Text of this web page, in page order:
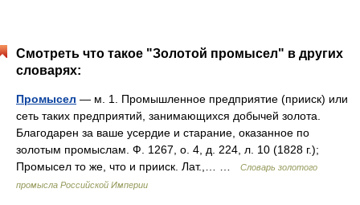
Смотреть что такое "Золотой промысел" в других
словарях:
Промысел — м. 1. Промышленное предприятие (прииск) или
сеть таких предприятий, занимающихся добычей золота.
Благодарен за ваше усердие и старание, оказанное по
золотым промыслам. Ф. 1267, о. 4, д. 224, л. 10 (1828 г.);
Промысел то же, что и прииск. Лат.,… …
Словарь золотого
промысла Российской Империи